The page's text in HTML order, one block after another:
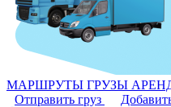
МАРШРУТЫ ГРУЗЫ
Отправить груз